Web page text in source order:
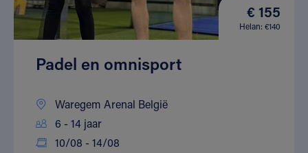
€ 155
Helan: €140
Padel en omnisport
Waregem Arenal België
6 - 14 jaar
10/08 - 14/08